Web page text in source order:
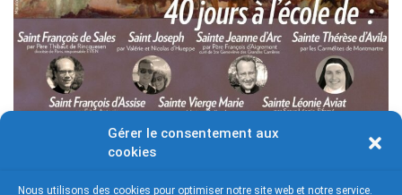
Gérer le consentement aux
cookies
Nous utilisons des cookies pour optimiser notre site web et notre service.